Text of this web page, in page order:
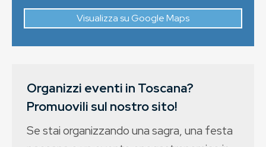
Visualizza su Google Maps
Organizzi eventi in Toscana?
Promuovili sul nostro sito!
Se stai organizzando una sagra, una festa